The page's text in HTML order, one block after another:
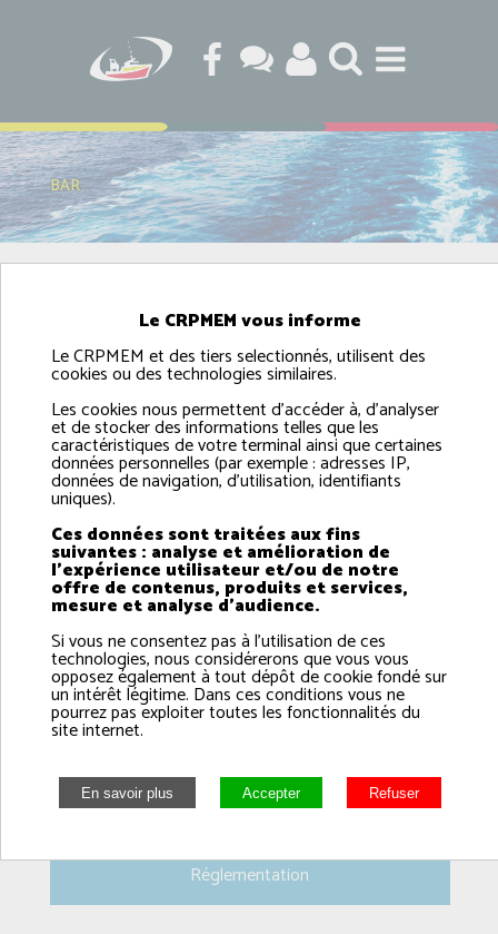
BAR
Espèce
Réglementation
Le CRPMEM vous informe
Le CRPMEM et des tiers selectionnés, utilisent des
cookies ou des technologies similaires.
Les cookies nous permettent d'accéder à, d'analyser
et de stocker des informations telles que les
caractéristiques de votre terminal ainsi que certaines
données personnelles (par exemple : adresses IP,
données de navigation, d'utilisation, identifiants
uniques).
Ces données sont traitées aux fins
suivantes : analyse et amélioration de
l'expérience utilisateur et/ou de notre
offre de contenus, produits et services,
mesure et analyse d'audience.
Si vous ne consentez pas à l'utilisation de ces
technologies, nous considérerons que vous vous
opposez également à tout dépôt de cookie fondé sur
un intérêt légitime. Dans ces conditions vous ne
pourrez pas exploiter toutes les fonctionnalités du
site internet.